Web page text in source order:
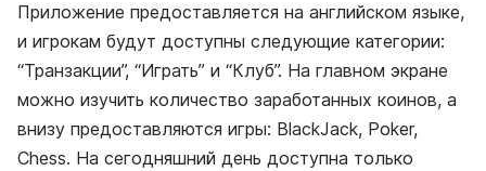
Приложение предоставляется на английском языке,
и игрокам будут доступны следующие категории:
“Транзакции”, “Играть” и “Клуб”. На главном экране
можно изучить количество заработанных коинов, а
внизу предоставляются игры: BlackJack, Poker,
Chess. На сегодняшний день доступна только